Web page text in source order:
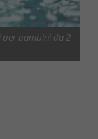
bambini da 2